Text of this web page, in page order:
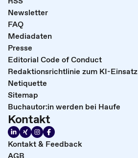
Newsletter
FAQ
Mediadaten
Presse
Editorial Code of Conduct
Redaktionsrichtlinie zum KI-Einsatz
Netiquette
Sitemap
Buchautor:in werden bei Haufe
Kontakt
Kontakt & Feedback
AGB